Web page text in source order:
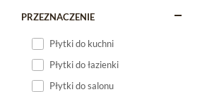
PRZEZNACZENIE
Płytki do kuchni
Płytki do łazienki
Płytki do salonu